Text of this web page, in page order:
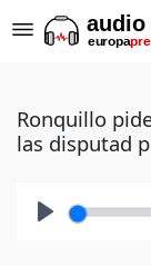
Ronquillo
las disputad